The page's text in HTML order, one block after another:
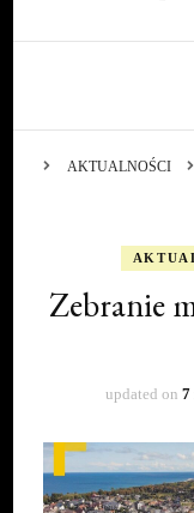
AKTUALNOŚCI
Zebranie
updated on 7